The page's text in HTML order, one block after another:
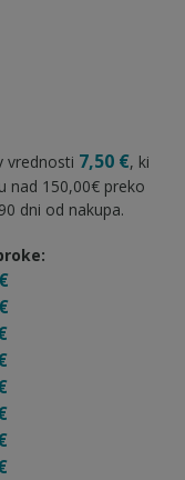
vrednosti 7,50 €, ki
nad 150,00€ preko
dni od nakupa.